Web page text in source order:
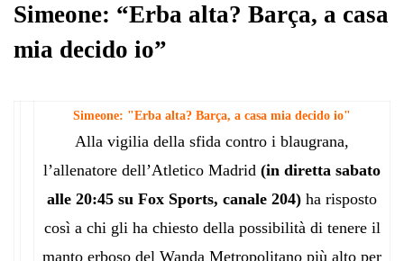
Simeone: “Erba alta? Barça, a casa
mia decido io”
Simeone: "Erba alta? Barça, a casa mia decido io"
Alla vigilia della sfida contro i blaugrana,
l’allenatore dell’Atletico Madrid (in diretta sabato
alle 20:45 su Fox Sports, canale 204) ha risposto
così a chi gli ha chiesto della possibilità di tenere il
manto erboso del Wanda Metropolitano più alto per